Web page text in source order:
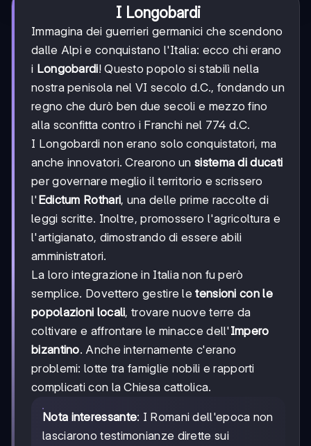
I Longobardi
Immagina dei guerrieri germanici che scendono
dalle Alpi e conquistano l'Italia: ecco chi erano
i Longobardi! Questo popolo si stabilì nella
nostra penisola nel VI secolo d.C., fondando un
regno che durò ben due secoli e mezzo fino
alla sconfitta contro i Franchi nel 774 d.C.
I Longobardi non erano solo conquistatori, ma
anche innovatori. Crearono unsistema di ducati
per governare meglio il territorio e scrissero
l'Edictum Rothari, una delle prime raccolte di
leggi scritte. Inoltre, promossero l'agricoltura e
l'artigianato, dimostrando di essere abili
amministratori.
La loro integrazione in Italia non fu però
semplice. Dovettero gestire letensioni con le
popolazioni locali, trovare nuove terre da
coltivare e affrontare le minacce dell'Impero
bizantino. Anche internamente c'erano
problemi: lotte tra famiglie nobili e rapporti
complicati con la Chiesa cattolica.
Nota interessante: I Romani dell'epoca non
lasciarono testimonianze dirette sui